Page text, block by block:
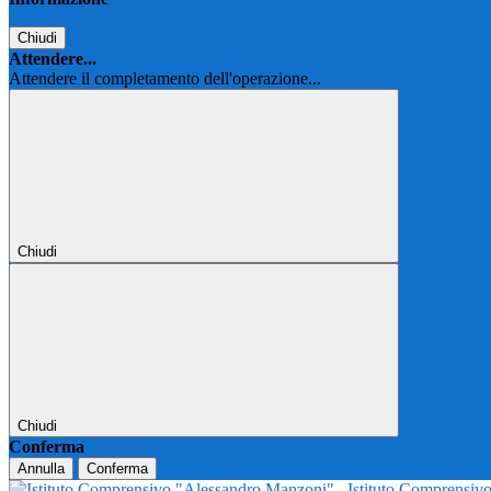
Chiudi
Attendere...
Attendere il completamento dell'operazione...
Chiudi
Chiudi
Conferma
Annulla Conferma